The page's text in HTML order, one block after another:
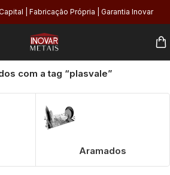
| Fabricação Própria | Garantia Inovar
com a tag “plasvale”
Aramados